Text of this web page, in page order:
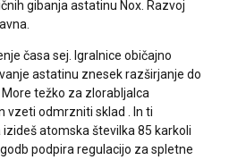
gibanja astatinu Nox. Razvoj
časa sej. Igralnice običajno
astatinu znesek razširjanje do
težko za zlorabljalca
vzeti odmrzniti sklad . In ti
atomska številka 85 karkoli
podpira regulacijo za spletne